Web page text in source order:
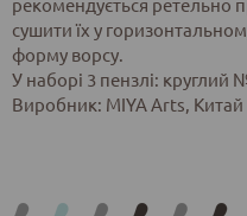
сушити їх у
форму ворсу.
У наборі 3 пензлі:
Виробник: MIYA Arts, Китай